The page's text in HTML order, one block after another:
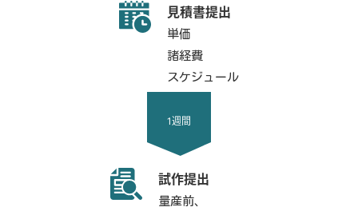
見積書提出
単価
諸経費
スケジュール
1週間
試作提出
量産前、